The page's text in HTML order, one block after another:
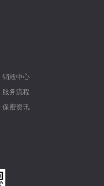
销毁中心
服务流程
保密资讯